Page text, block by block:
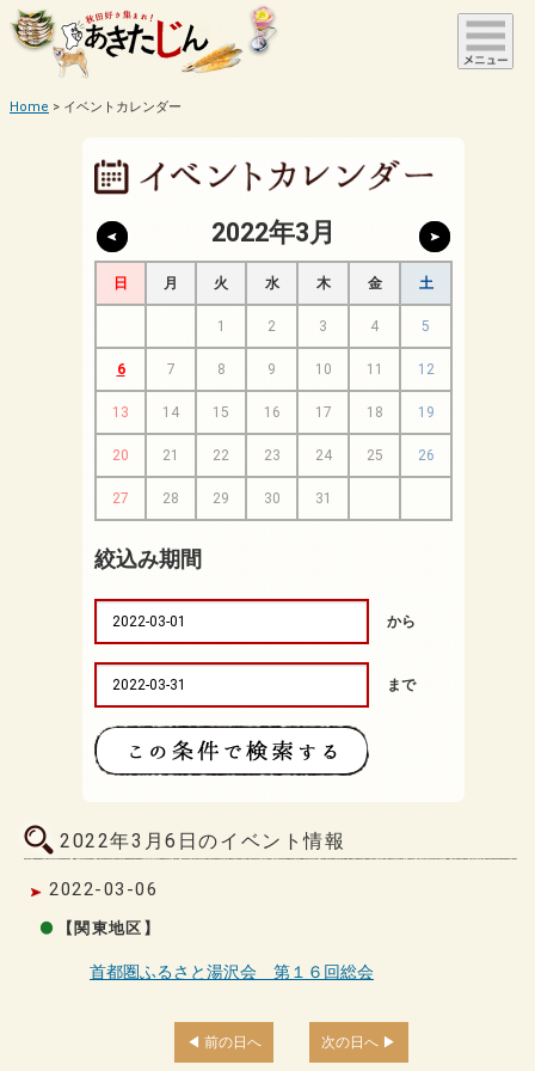
Home イベントカレンダー
2022年3月
日 月 火 水 木 金 土
1 2 3 4 5
6 7 8 9 10 11 12
13 14 15 16 17 18 19
20 21 22 23 24 25 26
27 28 29 30 31
絞込み期間
から
まで
2022年3月6日のイベント情報
2022-03-06
【関東地区】
首都圏ふるさと湯沢会 第１６回総会
前の日へ 次の日へ